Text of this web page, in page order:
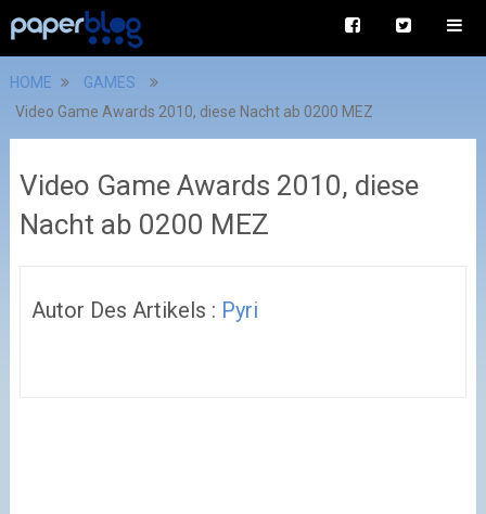
HOME
GAMES
Video Game Awards 2010, diese Nacht ab 0200 MEZ
Video Game Awards 2010, diese
Nacht ab 0200 MEZ
Autor Des Artikels : Pyri